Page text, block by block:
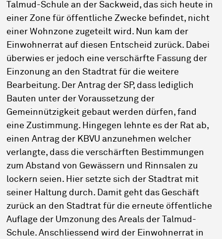
Talmud-Schule an der Sackweid, das sich heute in
einer Zone für öffentliche Zwecke befindet, nicht
einer Wohnzone zugeteilt wird. Nun kam der
Einwohnerrat auf diesen Entscheid zurück. Dabei
überwies er jedoch eine verschärfte Fassung der
Einzonung an den Stadtrat für die weitere
Bearbeitung. Der Antrag der SP, dass lediglich
Bauten unter der Voraussetzung der
Gemeinnützigkeit gebaut werden dürfen, fand
eine Zustimmung. Hingegen lehnte es der Rat ab,
einen Antrag der KBVU anzunehmen welcher
verlangte, dass die verschärften Bestimmungen
zum Abstand von Gewässern und Rinnsalen zu
lockern seien. Hier setzte sich der Stadtrat mit
seiner Haltung durch. Damit geht das Geschäft
zurück an den Stadtrat für die erneute öffentliche
Auflage der Umzonung des Areals der Talmud-
Schule. Anschliessend wird der Einwohnerrat in